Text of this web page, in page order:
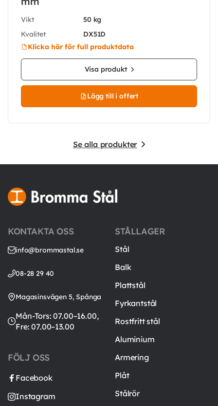
Vikt
50 kg
Kvalitet
DX51D
Klicka här för full produktdata
Visa produkt
Lägg till i offert
Se alla produkter
KONTAKTA OSS
info@brommastal.se
08-28 29 40
Magasinsvägen 5, Spånga
Mån-Tors: 07.00–16.00,
Fre: 07.00–13.00
FÖLJ OSS
Facebook
Instagram
STÅLLAGER
Stål
Balk
Plattstål
Fyrkantstål
Rostfritt stål
Aluminium
Armering
Plåt
Stålrör